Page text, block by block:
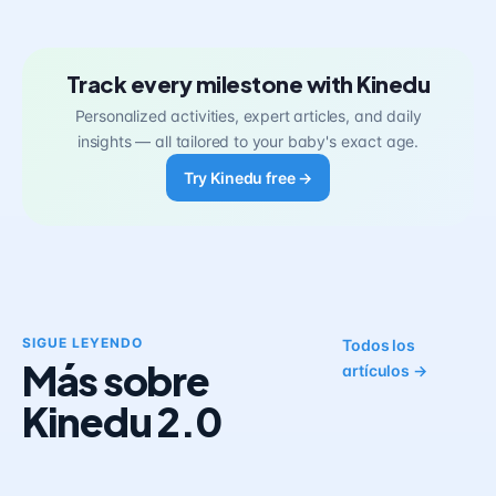
Track every milestone with Kinedu
Personalized activities, expert articles, and daily
insights — all tailored to your baby's exact age.
Try Kinedu free →
SIGUE LEYENDO
Más sobre
Kinedu 2.0
Todos los
artículos →